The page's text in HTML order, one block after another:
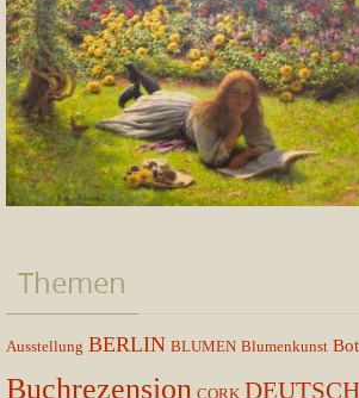
Themen
Ausstellung BERLIN BLUMEN Blumenkunst
Buchrezension CORK